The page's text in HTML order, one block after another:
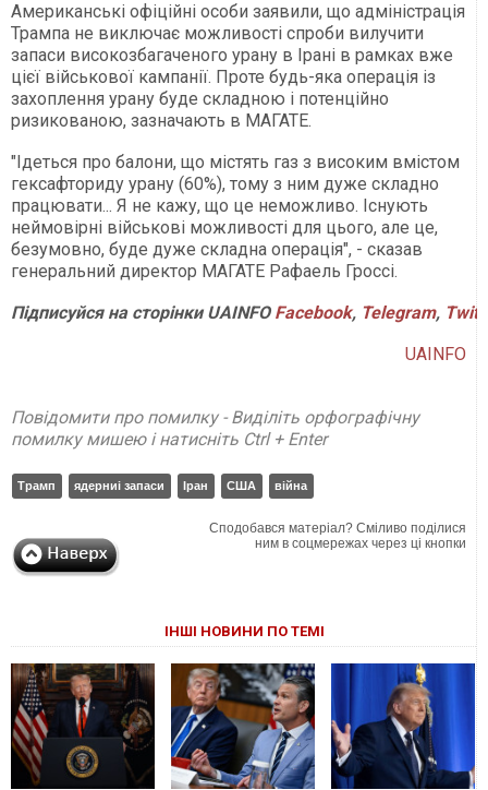
Американські офіційні особи заявили, що адміністрація
Трампа не виключає можливості спроби вилучити
запаси високозбагаченого урану в Ірані в рамках вже
цієї військової кампанії. Проте будь-яка операція із
захоплення урану буде складною і потенційно
ризикованою, зазначають в МАГАТЕ.
"Ідеться про балони, що містять газ з високим вмістом
гексафториду урану (60%), тому з ним дуже складно
працювати... Я не кажу, що це неможливо. Існують
неймовірні військові можливості для цього, але це,
безумовно, буде дуже складна операція", - сказав
генеральний директор МАГАТЕ Рафаель Гроссі.
ПідписуйсянасторінкиUAINFO Facebook, Telegram,
UAINFO
Повідомити про помилку - Виділіть орфографічну
помилку мишею і натисніть Ctrl + Enter
Трамп ядерниі запаси Іран США війна
Сподобався матеріал? Сміливо поділися
ним в соцмережах через ці кнопки
ІНШІ НОВИНИ ПО ТЕМІ